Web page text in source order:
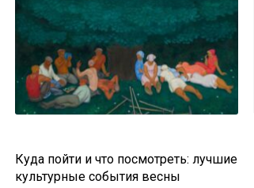
Куда пойти и что посмотреть: лучшие
культурные события весны